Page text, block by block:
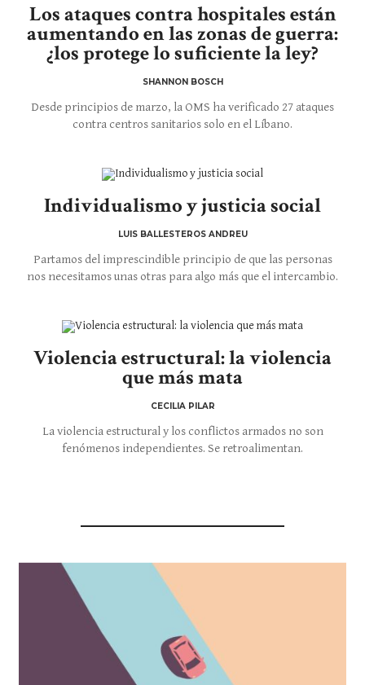
Los ataques contra hospitales están
aumentando en las zonas de guerra:
¿los protege lo suficiente la ley?
SHANNON BOSCH
Desde principios de marzo, la OMS ha verificado 27 ataques
contra centros sanitarios solo en el Líbano.
Individualismo y justicia social
LUIS BALLESTEROS ANDREU
Partamos del imprescindible principio de que las personas
nos necesitamos unas otras para algo más que el intercambio.
Violencia estructural: la violencia
que más mata
CECILIA PILAR
La violencia estructural y los conflictos armados no son
fenómenos independientes. Se retroalimentan.